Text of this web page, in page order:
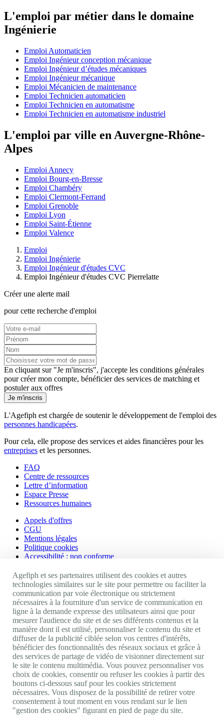
L'emploi par métier dans le domaine
Ingénierie
Emploi Automaticien
Emploi Ingénieur conception mécanique
Emploi Ingénieur d’études mécaniques
Emploi Ingénieur mécanique
Emploi Mécanicien de maintenance
Emploi Technicien automaticien
Emploi Technicien en automatisme
Emploi Technicien en automatisme industriel
L'emploi par ville en Auvergne-Rhône-
Alpes
Emploi Annecy
Emploi Bourg-en-Bresse
Emploi Chambéry
Emploi Clermont-Ferrand
Emploi Grenoble
Emploi Lyon
Emploi Saint-Étienne
Emploi Valence
Emploi
Emploi Ingénierie
Emploi Ingénieur d'études CVC
Emploi Ingénieur d'études CVC Pierrelatte
Créer une alerte mail
pour cette recherche d'emploi
En cliquant sur "Je m'inscris", j'accepte les conditions générales
pour créer mon compte, bénéficier des services de matching et
postuler aux offres
Je m'inscris
L'Agefiph est chargée de soutenir le développement de l'emploi des
personnes handicapées.
Pour cela, elle propose des services et aides financières pour les
entreprises et les personnes.
FAQ
Centre de ressources
Lettre d’information
Espace Presse
Ressources humaines
Appels d'offres
CGU
Mentions légales
Politique cookies
Accessibilité : non conforme
Nos autres sites
Site portail Agefiph
Activateur de progrès
Handinnov
Innovation et recherche
Université du RRH
Service AppuiPro
Nous suivre
Youtube
Linkedin
Facebook
Twitter
Agefiph et ses partenaires utilisent des cookies et autres
technologies similaires sur le site pour permettre ou faciliter la
communication par voie électronique ou strictement
nécessaires à la fourniture d'un service de communication en
ligne à la demande expresse des utilisateurs ainsi que pour
mesurer l'audience du site et de ses différents contenus et la
manière dont il est utilisé, personnaliser le contenu du site et
diffuser de la publicité ciblée selon vos centres d'intérêts,
bénéficier des fonctionnalités des réseaux sociaux et grâce à
des services de partage de vidéo de visionner directement sur
le site le contenu multimédia. Vous pouvez personnaliser vos
choix de cookies, consentir ou refuser les cookies à partir des
boutons ci-dessous sauf pour les cookies strictement
nécessaires. Vous disposez de la possibilité de retirer votre
consentement à tout moment en vous rendant sur le lien
"gestion des cookies" figurant en pied de page du site.